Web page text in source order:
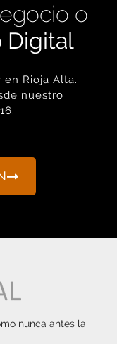
o
Digital
Rioja Alta.
nuestro
nunca antes la